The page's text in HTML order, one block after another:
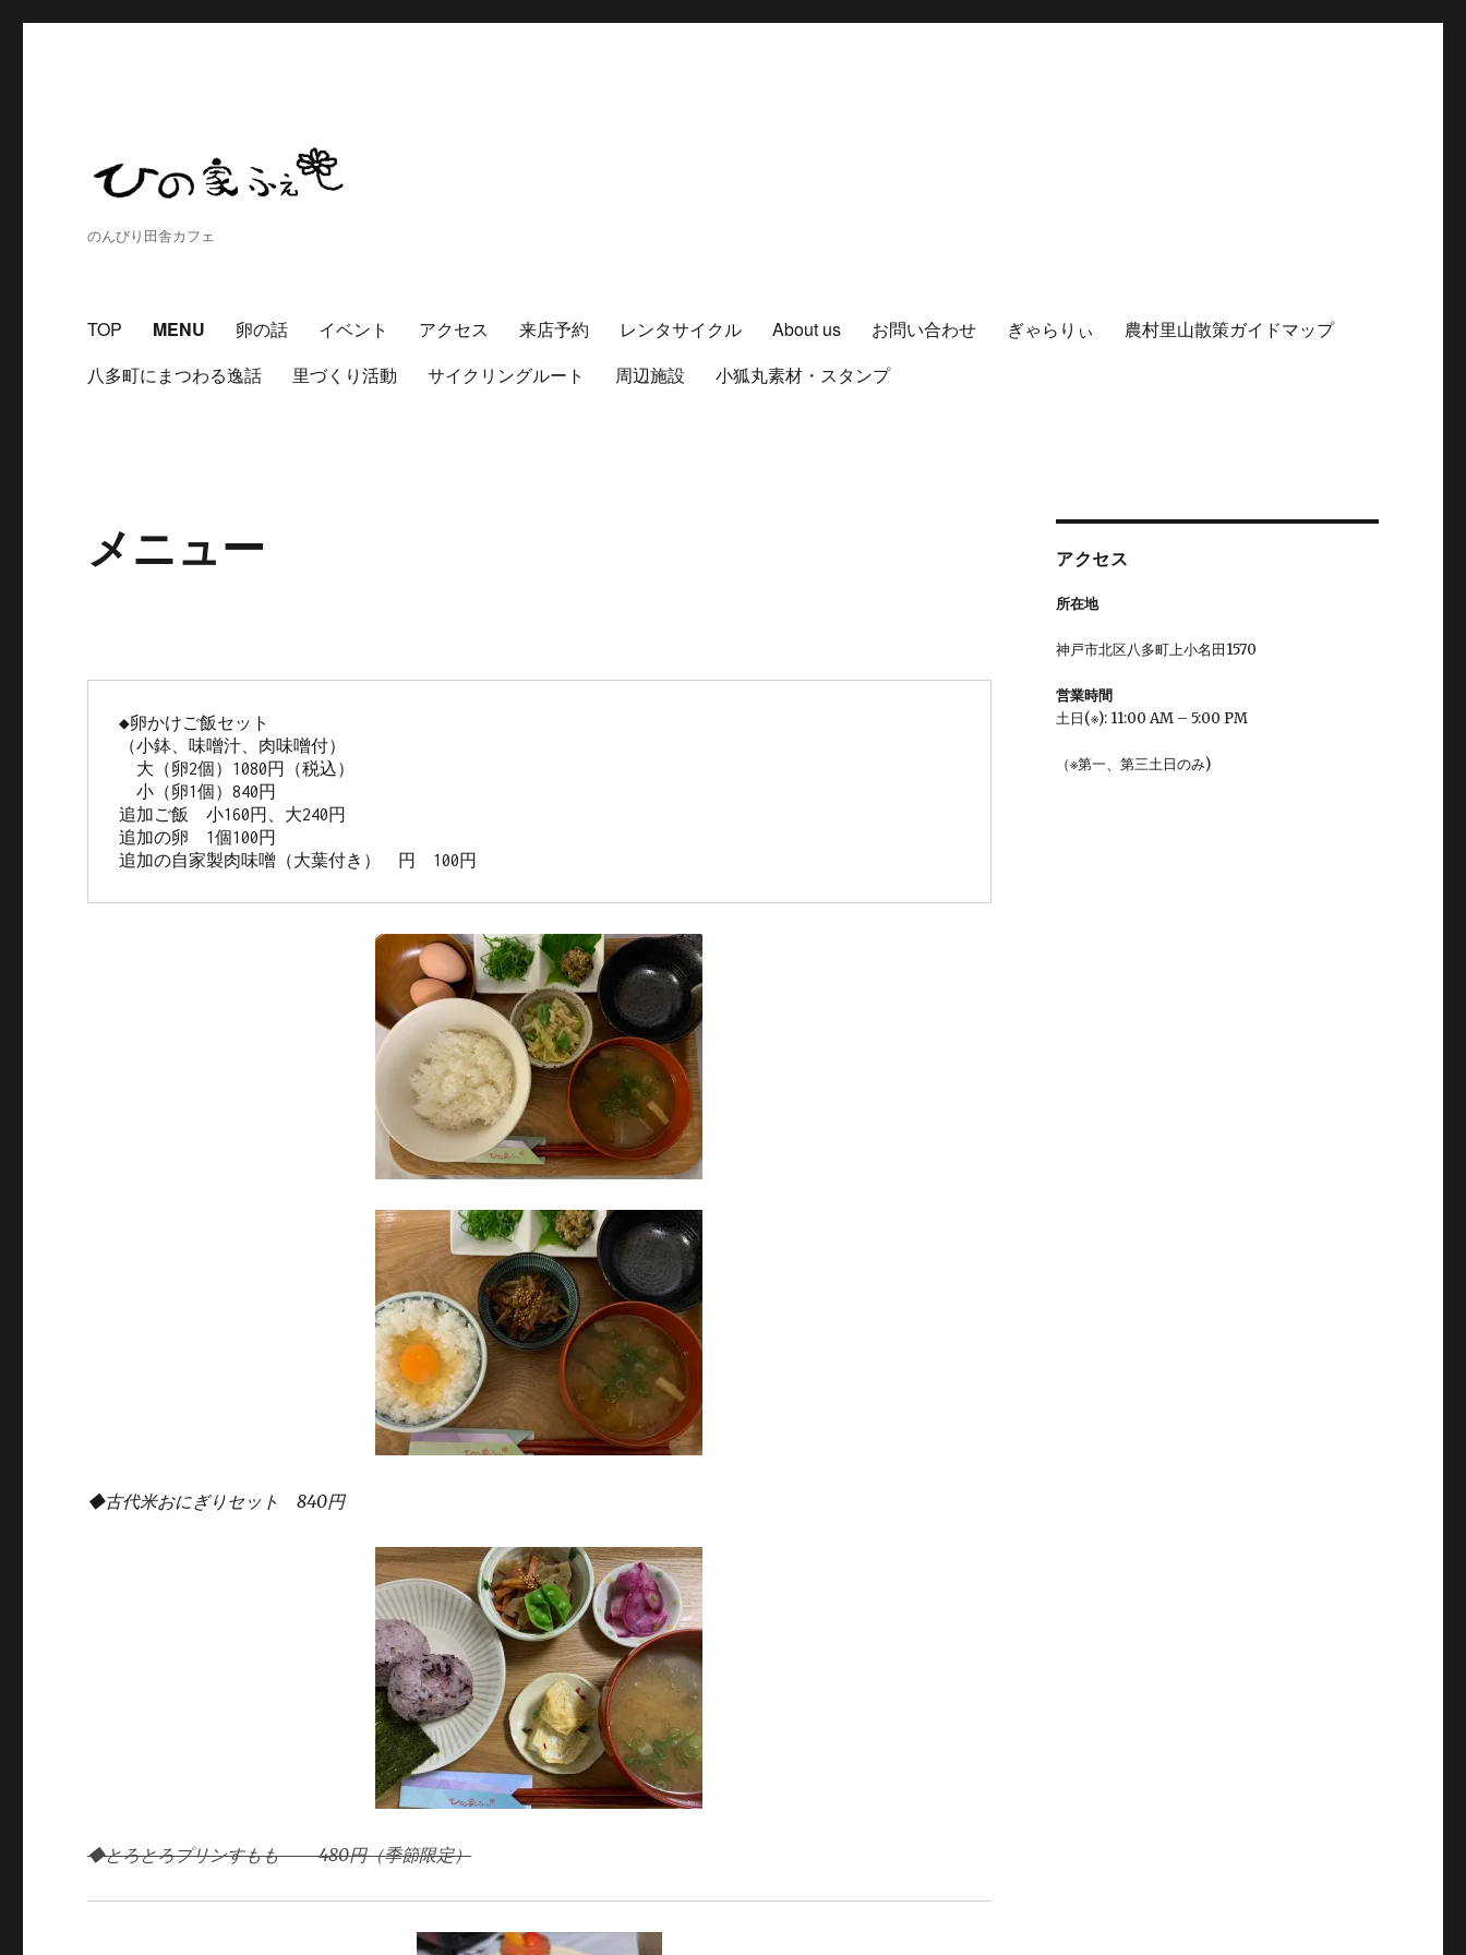
のんびり田舎カフェ
TOP MENU 卵の話 イベント アクセス 来店予約 レンタサイクル About us お問い合わせ ぎゃらりぃ
農村里山散策ガイドマップ
八多町にまつわる逸話
里づくり活動 サイクリングルート 周辺施設 小狐丸素材・スタンプ
メニュー
◆卵かけご飯セット
（小鉢、味噌汁、肉味噌付）
大（卵2個）1080円（税込）
  小（卵1個）840円
追加ご飯　小160円、大240円
追加の卵　1個100円
追加の自家製肉味噌（大葉付き）　円　100円
◆古代米おにぎりセット 840円
◆とろとろプリンすもも 480円（季節限定）
アクセス
所在地
神戸市北区八多町上小名田1570
営業時間
土日(※): 11:00 AM – 5:00 PM
（※第一、第三土日のみ)